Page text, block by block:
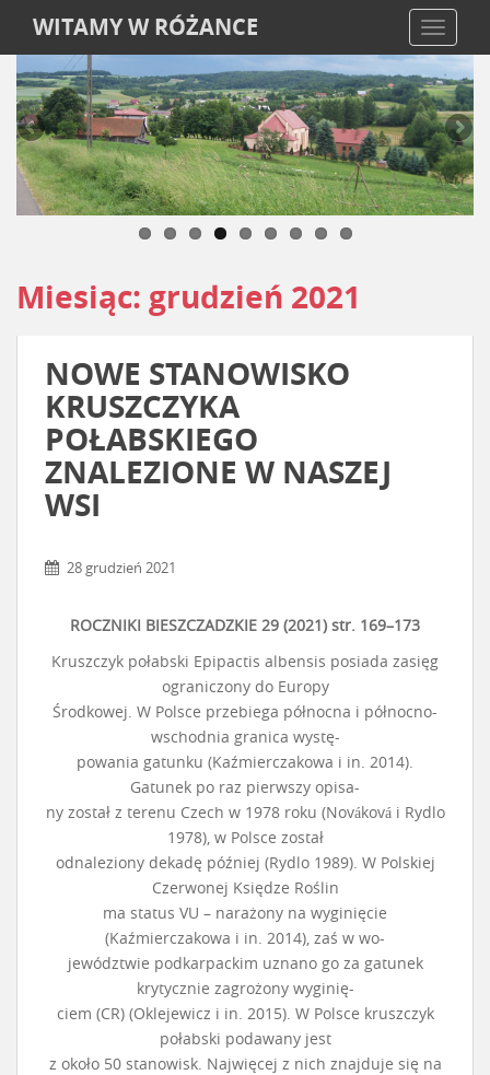
WITAMY W RÓŻANCE
Miesiąc: grudzień 2021
NOWE STANOWISKO
KRUSZCZYKA
POŁABSKIEGO
ZNALEZIONE W NASZEJ
WSI
28 grudzień 2021
ROCZNIKI BIESZCZADZKIE 29 (2021) str. 169–173
Kruszczyk połabski Epipactis albensis posiada zasięg
ograniczony do Europy
Środkowej. W Polsce przebiega północna i północno-
wschodnia granica wystę-
powania gatunku (Kaźmierczakowa i in. 2014).
Gatunek po raz pierwszy opisa-
ny został z terenu Czech w 1978 roku (Nováková i Rydlo
1978), w Polsce został
odnaleziony dekadę później (Rydlo 1989). W Polskiej
Czerwonej Księdze Roślin
ma status VU – narażony na wyginięcie
(Kaźmierczakowa i in. 2014), zaś w wo-
jewództwie podkarpackim uznano go za gatunek
krytycznie zagrożony wyginię-
ciem (CR) (Oklejewicz i in. 2015). W Polsce kruszczyk
połabski podawany jest
z około 50 stanowisk. Najwięcej z nich znajduje się na